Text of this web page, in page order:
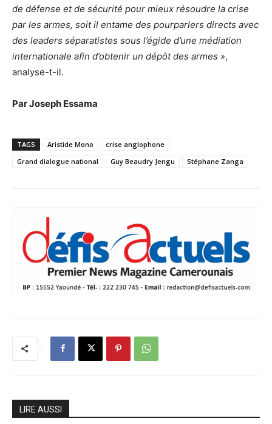
de défense et de sécurité pour mieux résoudre la crise
par les armes, soit il entame des pourparlers directs avec
des leaders séparatistes sous l’égide d’une médiation
internationale afin d’obtenir un dépôt des armes »,
analyse-t-il.
Par Joseph Essama
TAGS Aristide Mono
crise anglophone
Grand dialogue national
Guy Beaudry Jengu Stéphane Zanga
LIRE AUSSI